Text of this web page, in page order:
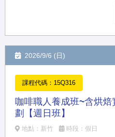
2026/9/6 (日)
課程代碼：15Q316
咖啡職人養成班~含烘
劃【週日班】
地點：新竹 時段：假日